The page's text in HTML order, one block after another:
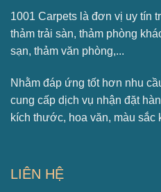
1001 Carpets là đơn vị uy tín
thảm trải sàn, thảm phòng
sạn, thảm văn phòng,...
Nhằm đáp ứng tốt hơn nhu
cung cấp dịch vụ nhận đặt
kích thước, hoa văn, màu sắc
LIÊN HỆ